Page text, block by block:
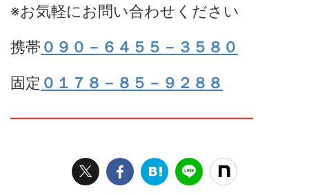
※お気軽にお問い合わせください
携帯 ０９０－６４５５－３５８０
固定 ０１７８－８５－９２８８
━━━━━━━━━━━━━━━━